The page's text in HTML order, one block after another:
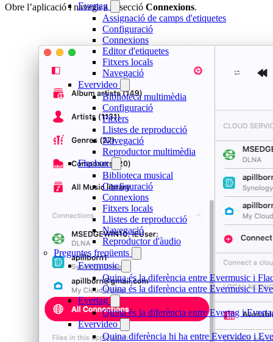
Evertag
Assignació de camps d'etiquetes
Configuració
Connexions
Editor d'etiquetes
Fitxers locals
Navegació
Evervideo
Biblioteca multimèdia
Configuració
Fitxers
Llistes de reproducció
Navegació
Reproductor multimèdia
Flacbox
Biblioteca musical
Configuració
Connexions
Fitxers locals
Llistes de reproducció
Navegació
Reproductor d'àudio
Preguntes freqüents
Evermusic
Quina és la diferència entre Evermusic i
Quina és la diferència entre Evermusic i
Evertag
Quina és la diferència entre Evertag i
Evervideo
Quina diferència hi ha entre Evervideo i
Obre l’aplicació i navega a la secció Connexions.